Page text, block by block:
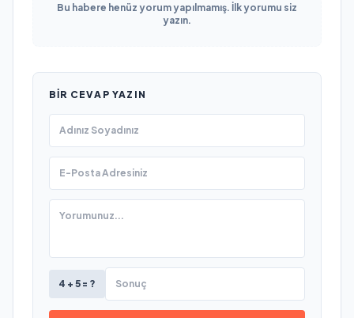
Bu habere henüz yorum yapılmamış. İlk yorumu siz
yazın.
BIR CEVAP YAZIN
4 + 5 = ?